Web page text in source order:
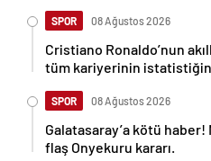
SPOR 08 Ağustos 2026
Cristiano Ronaldo’nun
tüm kariyerinin istatistiğini
SPOR 08 Ağustos 2026
Galatasaray’a kötü haber!
flaş Onyekuru kararı.